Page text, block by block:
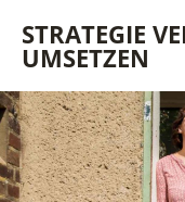
STRATEGIE
UMSETZEN